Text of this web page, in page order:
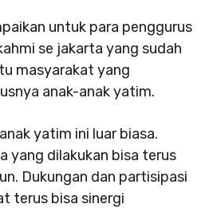
untuk para penggurus
se jakarta yang sudah
masyarakat yang
anak-anak yatim.
yatim ini luar biasa.
yang dilakukan bisa terus
Dukungan dan partisipasi
terus bisa sinergi